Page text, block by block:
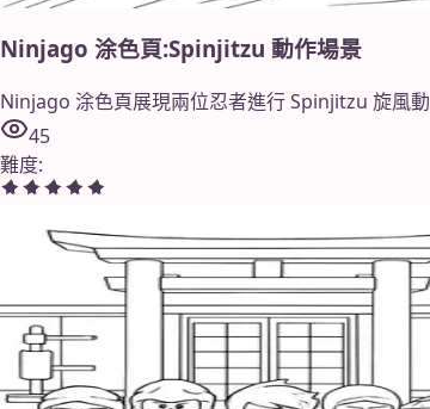
Ninjago 涂色頁:Spinjitzu 動作場景
Ninjago 涂色頁展現兩位忍者進行 Spinjitzu 旋風
45
難度: